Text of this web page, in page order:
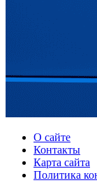
О сайте
Контакты
Карта сайта
Политика